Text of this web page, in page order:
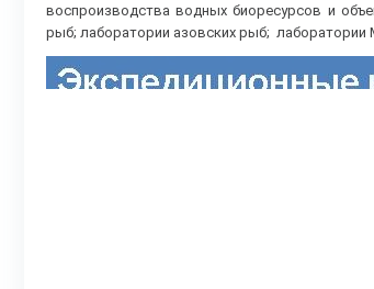
воспроизводства водных биоресурсов и
рыб; лаборатории азовских рыб; лаборатории